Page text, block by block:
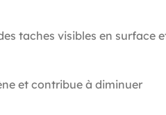
taches visibles en surface
et contribue à diminuer